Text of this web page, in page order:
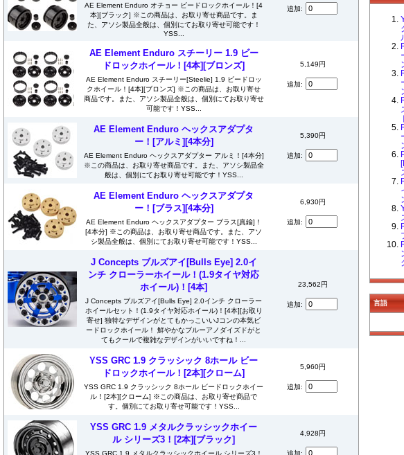
AE Element Enduro オチョー ビードロックホイール！[4
本][ブラック] ※この商品は、お取り寄せ商品です。ま
た、アソシ製品全般は、個別にてお取り寄せ可能です！
YSS...
追加:
AE Element Enduro スチーリー 1.9 ビー
ドロックホイール！[4本][ブロンズ]
AE Element Enduro スチーリー[Steelie] 1.9 ビードロッ
クホイール！[4本][ブロンズ] ※この商品は、お取り寄せ
商品です。また、アソシ製品全般は、個別にてお取り寄せ
可能です！YSS...
5,149円
追加:
AE Element Enduro ヘックスアダプタ
ー！[アルミ][4本分]
AE Element Enduro ヘックスアダプター アルミ！[4本分]
※この商品は、お取り寄せ商品です。また、アソシ製品全
般は、個別にてお取り寄せ可能です！YSS...
5,390円
追加:
AE Element Enduro ヘックスアダプタ
ー！[ブラス][4本分]
AE Element Enduro ヘックスアダプター ブラス[真鍮]！
[4本分] ※この商品は、お取り寄せ商品です。また、アソ
シ製品全般は、個別にてお取り寄せ可能です！YSS...
6,930円
追加:
J Concepts ブルズアイ[Bulls Eye] 2.0イ
ンチ クローラーホイール！(1.9タイヤ対応
ホイール)！[4本]
J Concepts ブルズアイ[Bulls Eye] 2.0インチ クローラー
ホイールセット！(1.9タイヤ対応ホイール)！[4本][お取り
寄せ] 独特なデザインがとてもかっこいいJコンの本気ビ
ードロックホイール！ 鮮やかなブルーアノダイズドがと
てもクールで複雑なデザインがいいですね！...
23,562円
追加:
YSS GRC 1.9 クラッシック 8ホール ビー
ドロックホイール！[2本][クローム]
YSS GRC 1.9 クラッシック 8ホール ビードロックホイー
ル！[2本][クローム] ※この商品は、お取り寄せ商品で
す。個別にてお取り寄せ可能です！YSS...
5,960円
追加:
YSS GRC 1.9 メタルクラッシックホイー
ル シリーズ3！[2本][ブラック]
YSS GRC 1.9 メタルクラッシックホイール シリーズ3！
4,928円
追加:
言語